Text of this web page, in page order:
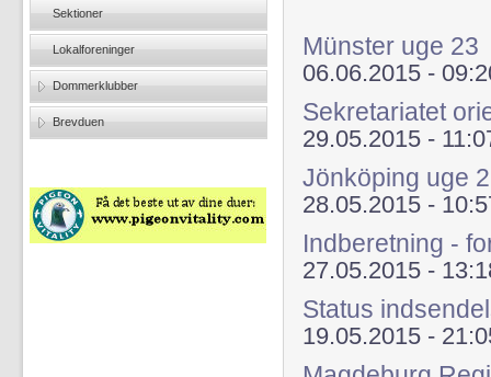
Münster uge 23
06.06.2015 -
Sekretariatet
29.05.2015 -
Jönköping uge
28.05.2015 -
Indberetning -
27.05.2015 -
Status
19.05.2015 -
Sektioner
Lokalforeninger
Dommerklubber
Brevduen